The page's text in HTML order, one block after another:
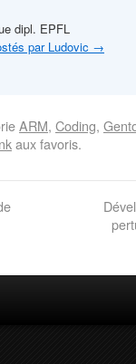
dipl. EPFL
par Ludovic →
ARM, Coding,
aux favoris.